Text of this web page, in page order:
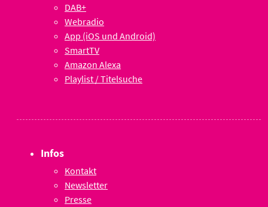
DAB+
Webradio
App (iOS und Android)
SmartTV
Amazon Alexa
Playlist / Titelsuche
Infos
Kontakt
Newsletter
Presse